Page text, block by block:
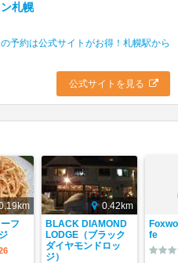
札幌
予約は公式サイトがお得！札幌駅から
公式サイトを見る
フ
0.42km
BLACK DIAMOND
LODGE（ブラック
ダイヤモンドロッ
ジ）
fe